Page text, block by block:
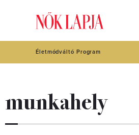
Életmódváltó Program
munkahely